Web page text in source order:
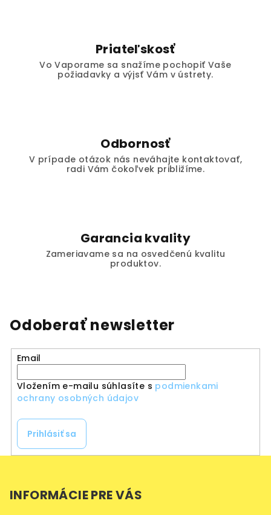
Priateľskosť
Vo Vaporame sa snažíme pochopiť Vaše
požiadavky a výjsť Vám v ústrety.
Odbornosť
V prípade otázok nás neváhajte kontaktovať,
radi Vám čokoľvek približíme.
Garancia kvality
Zameriavame sa na osvedčenú kvalitu
produktov.
Odoberať newsletter
Email
Vložením e-mailu súhlasíte s podmienkami
ochrany osobných údajov
Prihlásiť sa
INFORMÁCIE PRE VÁS